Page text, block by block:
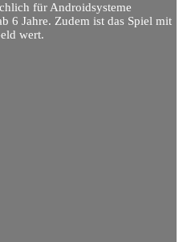
für Androidsysteme
6 Jahre. Zudem ist das Spiel mit
wert.